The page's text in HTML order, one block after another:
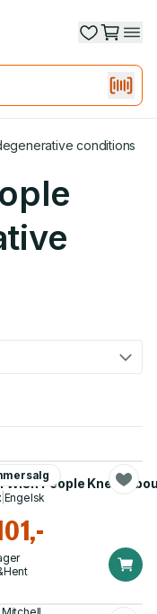
conditions
Wish People Knew
| Engelsk